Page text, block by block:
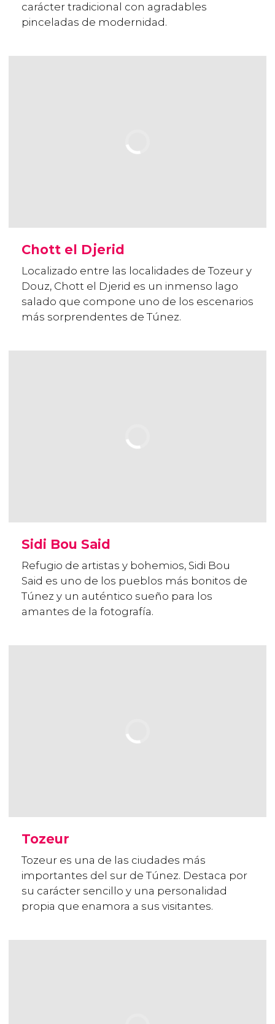
carácter tradicional con agradables
pinceladas de modernidad.
Chott el Djerid
Localizado entre las localidades de Tozeur y
Douz, Chott el Djerid es un inmenso lago
salado que compone uno de los escenarios
más sorprendentes de Túnez.
Sidi Bou Said
Refugio de artistas y bohemios, Sidi Bou
Said es uno de los pueblos más bonitos de
Túnez y un auténtico sueño para los
amantes de la fotografía.
Tozeur
Tozeur es una de las ciudades más
importantes del sur de Túnez. Destaca por
su carácter sencillo y una personalidad
propia que enamora a sus visitantes.